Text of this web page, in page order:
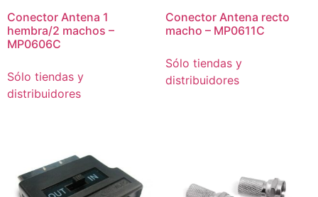
Conector Antena 1
hembra/2 machos –
MP0606C
Sólo tiendas y
distribuidores
Conector Antena recto
macho – MP0611C
Sólo tiendas y
distribuidores